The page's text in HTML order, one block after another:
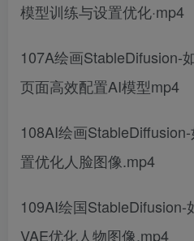
模型训练与设置优化·mp4
107A绘画StableDifusion-
页面高效配置AI模型mp4
108AI绘画
置优化人脸图像.mp4
109AI绘国
VAE优化人物图像.mp4